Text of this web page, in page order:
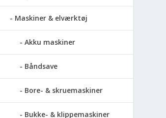
Maskiner & elværktøj
Akku maskiner
Båndsave
Bore- & skruemaskiner
Bukke- & klippemaskiner